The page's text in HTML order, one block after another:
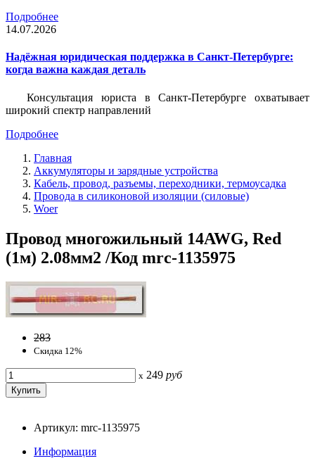
Подробнее
14.07.2026
Надёжная юридическая поддержка в Санкт-Петербурге:
когда важна каждая деталь
Консультация юриста в Санкт-Петербурге охватывает
широкий спектр направлений
Подробнее
Главная
Аккумуляторы и зарядные устройства
Кабель, провод, разъемы, переходники, термоусадка
Провода в силиконовой изоляции (силовые)
Woer
Провод многожильный 14AWG, Red
(1м) 2.08мм2 /Код mrc-1135975
283
Скидка 12%
x 249 руб
Артикул: mrc-1135975
Информация